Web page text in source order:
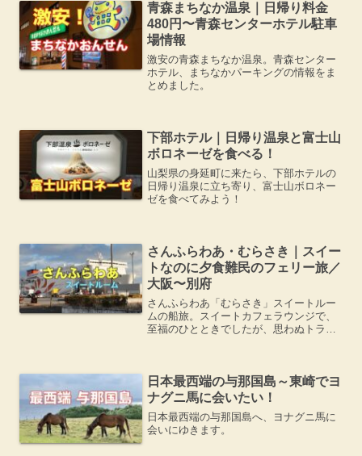
青森まちなか温泉｜日帰り料金
480円〜青森センターホテル駐車
場情報
激安の青森まちなか温泉。青森センター
ホテル、まちなかパーキングの情報をま
とめました。
下部ホテル｜日帰り温泉と富士山
ボロネーゼを食べる！
山梨県の身延町に来たら、下部ホテルの
日帰り温泉に立ち寄り、富士山ボロネー
ゼを食べてみよう！
さんふらわあ・むらさき｜スイー
トなのに夕食難民のフェリー旅／
大阪〜別府
さんふらわあ「むらさき」スイートルー
ムの船旅。スイートカフェラウンジで、
至福のひとときでしたが、思わぬトラブ
日本最西端の与那国島～東崎でヨ
ナグニ馬に会いたい！
日本最西端の与那国島へ、ヨナグニ馬に
会いにゆきます。